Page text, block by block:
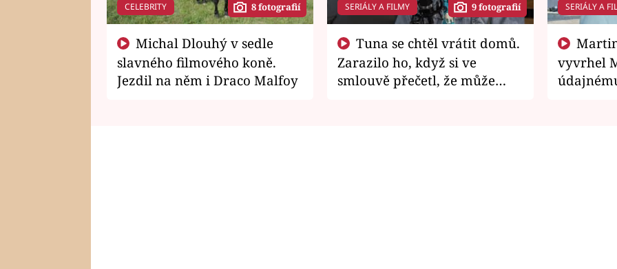
CELEBRITY 8 fotografií
slavného filmového koně.
Jezdil na něm i Draco Malfoy
SERIÁLY A FILMY 9 fotografií
Zarazilo ho, když si ve
smlouvě přečetl, že může
SERIÁLY A
vyvrhel